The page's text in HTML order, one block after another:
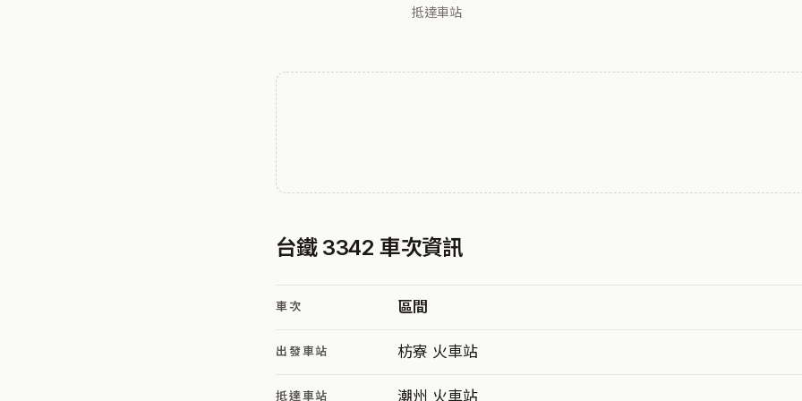
抵達車站
台鐵 3342 車次資訊
車次 區間
出發車站 枋寮 火車站
抵達車站 潮州 火車站